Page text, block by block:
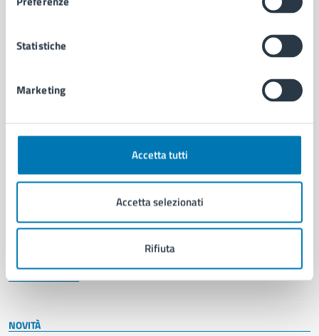
Statistiche
Marketing
Accetta tutti
Accetta selezionati
Rifiuta
CATEGORIE DI SERVIZIO
Autorizzazioni
Documenti e certificati
Giustizia e sicurezza pubblica
Imprese e commercio
Salute, benessere e assistenza
Vita lavorativa
NOVITÀ